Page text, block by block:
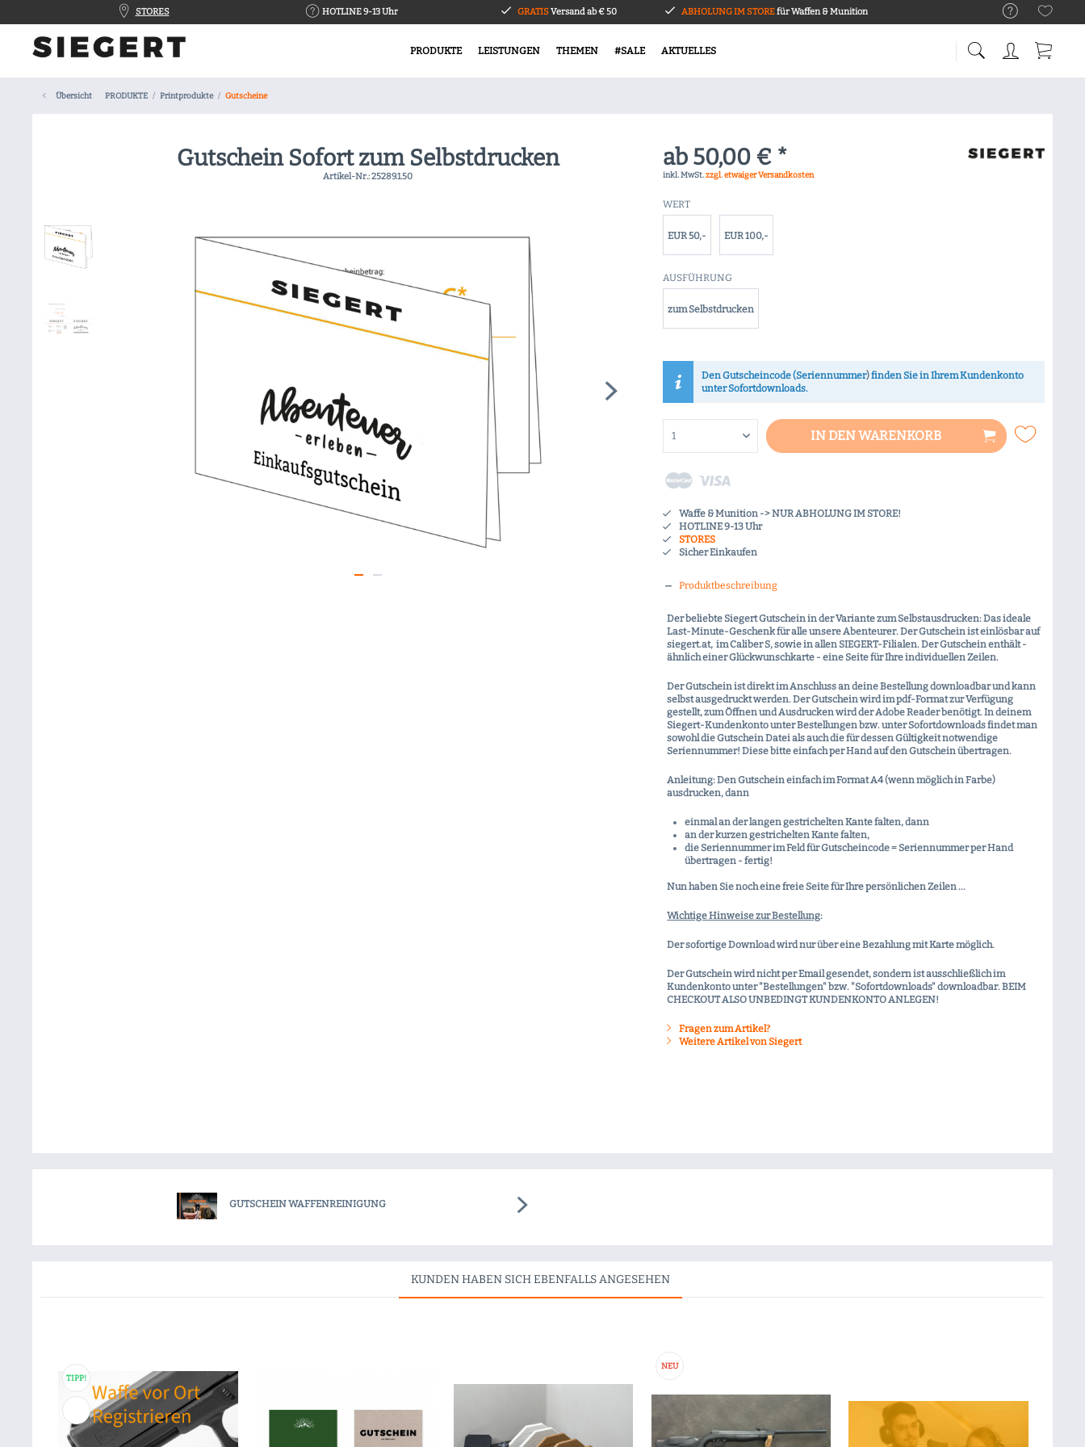
STORES HOTLINE 9-13 Uhr GRATISVersand ab € 50 ABHOLUNG IM STOREfür Waffen & Munition
PRODUKTE LEISTUNGEN THEMEN #SALE AKTUELLES
Übersicht PRODUKTE Printprodukte Gutscheine
Gutschein Sofort zum Selbstdrucken
Artikel-Nr.:25289.1.50
ab 50,00 € *
inkl. MwSt.zzgl. etwaiger Versandkosten
WERT
EUR 50,- EUR 100,-
AUSFÜHRUNG
zum Selbstdrucken
Den Gutscheincode (Seriennummer)finden Sie in Ihrem Kundenkonto
unter Sofortdownloads.
IN DENWARENKORB
Waffe & Munition -> NUR ABHOLUNG IM STORE!
HOTLINE 9-13 Uhr
STORES
Sicher Einkaufen
Produktbeschreibung
Der beliebte Siegert Gutschein in der Variante zum Selbstausdrucken: Das ideale
Last-Minute-Geschenk für alle unsere Abenteurer. Der Gutschein ist einlösbar auf
siegert.at, im Caliber S, sowie in allen SIEGERT-Filialen. Der Gutschein enthält -
ähnlich einer Glückwunschkarte - eine Seite für Ihre individuellen Zeilen.
Der Gutschein ist direkt im Anschluss an deine Bestellung downloadbar und kann
selbst ausgedruckt werden. Der Gutschein wird im pdf-Format zur Verfügung
gestellt, zum Öffnen und Ausdrucken wird der Adobe Reader benötigt. In deinem
Siegert-Kundenkonto unter Bestellungen bzw. unter Sofortdownloads findet man
sowohl die Gutschein Datei als auch die für dessen Gültigkeit notwendige
Seriennummer! Diese bitte einfach per Hand auf den Gutschein übertragen.
Anleitung: Den Gutschein einfach im Format A4 (wenn möglich in Farbe)
ausdrucken, dann
einmal an der langen gestrichelten Kante falten, dann
an der kurzen gestrichelten Kante falten,
die Seriennummer im Feld für Gutscheincode = Seriennummer per Hand
übertragen - fertig!
Nun haben Sie noch eine freie Seite für Ihre persönlichen Zeilen ...
Wichtige Hinweise zur Bestellung:
Der sofortige Download wird nur über eine Bezahlung mit Karte möglich.
Der Gutschein wird nicht per Email gesendet, sondern ist ausschließlich im
Kundenkonto unter "Bestellungen" bzw. "Sofortdownloads" downloadbar.BEIM
CHECKOUT ALSO UNBEDINGT KUNDENKONTO ANLEGEN!
Fragen zum Artikel?
Weitere Artikel von Siegert
GUTSCHEIN WAFFENREINIGUNG
KUNDEN HABEN SICH EBENFALLS ANGESEHEN
TIPP!
NEU